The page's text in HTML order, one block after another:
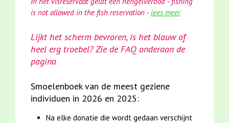
is not allowed in the fish reservation -lees meer
Lijkt het scherm bevroren, is het blauw of
heel erg troebel? Zie de FAQ onderaan de
pagina
Smoelenboek van de meest geziene
individuen in 2026 en 2025:
Na elke donatie die wordt gedaan verschijnt